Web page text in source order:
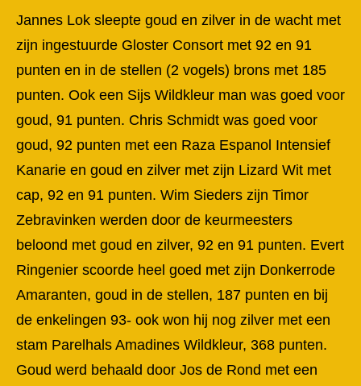
Jannes Lok sleepte goud en zilver in de wacht met
zijn ingestuurde Gloster Consort met 92 en 91
punten en in de stellen (2 vogels) brons met 185
punten. Ook een Sijs Wildkleur man was goed voor
goud, 91 punten. Chris Schmidt was goed voor
goud, 92 punten met een Raza Espanol Intensief
Kanarie en goud en zilver met zijn Lizard Wit met
cap, 92 en 91 punten. Wim Sieders zijn Timor
Zebravinken werden door de keurmeesters
beloond met goud en zilver, 92 en 91 punten. Evert
Ringenier scoorde heel goed met zijn Donkerrode
Amaranten, goud in de stellen, 187 punten en bij
de enkelingen 93- ook won hij nog zilver met een
stam Parelhals Amadines Wildkleur, 368 punten.
Goud werd behaald door Jos de Rond met een